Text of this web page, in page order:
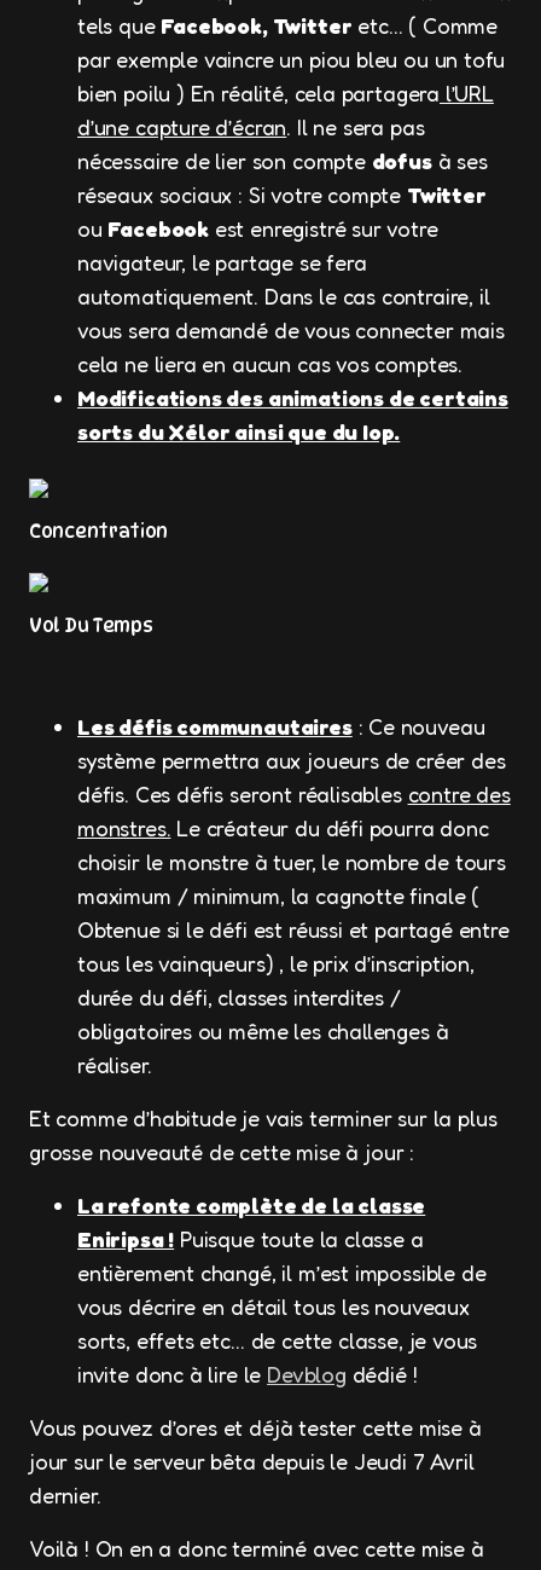
tels que Facebook, Twitter etc… ( Comme
par exemple vaincre un piou bleu ou un tofu
bien poilu ) En réalité, cela partagera l’URL
d’une capture d’écran. Il ne sera pas
nécessaire de lier son compte dofusà ses
réseaux sociaux : Si votre compte Twitter
ou Facebook est enregistré sur votre
navigateur, le partage se fera
automatiquement. Dans le cas contraire, il
vous sera demandé de vous connecter mais
cela ne liera en aucun cas vos comptes.
Modifications des animations de certains
sorts du Xélor ainsi que du Iop.
Concentration
Vol Du Temps
Les défis communautaires: Ce nouveau
système permettra aux joueurs de créer des
défis. Ces défis seront réalisables contre des
monstres. Le créateur du défi pourra donc
choisir le monstre à tuer, le nombre de tours
maximum / minimum, la cagnotte finale (
Obtenue si le défi est réussi et partagé entre
tous les vainqueurs) , le prix d’inscription,
durée du défi, classes interdites /
obligatoires ou même les challenges à
réaliser.
Et comme d’habitude je vais terminer sur la plus
grosse nouveauté de cette mise à jour :
La refonte complète de la classe
Eniripsa ! Puisque toute la classe a
entièrement changé, il m’est impossible de
vous décrire en détail tous les nouveaux
sorts, effets etc… de cette classe, je vous
invite donc à lire le Devblog dédié !
Vous pouvez d’ores et déjà tester cette mise à
jour sur le serveur bêta depuis le Jeudi 7 Avril
dernier.
Voilà ! On en a donc terminé avec cette mise à